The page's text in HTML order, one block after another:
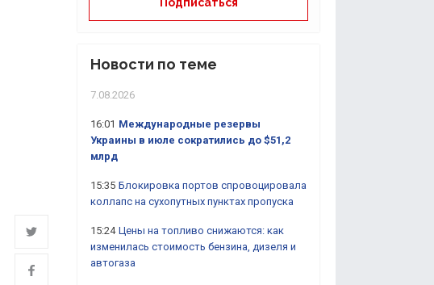
Новости по теме
7.08.2026
16:01 Международные резервы
Украины в июле сократились до $51,2
млрд
15:35 Блокировка портов спровоцировала
коллапс на сухопутных пунктах пропуска
15:24 Цены на топливо снижаются: как
изменилась стоимость бензина, дизеля и
автогаза